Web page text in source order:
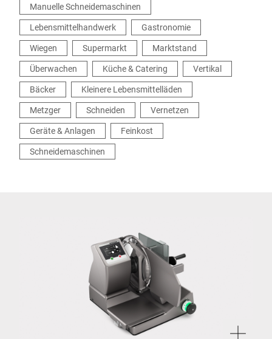
Manuelle Schneidemaschinen
Lebensmittelhandwerk
Gastronomie
Wiegen
Supermarkt
Marktstand
Überwachen
Küche & Catering
Vertikal
Bäcker
Kleinere Lebensmittelläden
Metzger
Schneiden
Vernetzen
Geräte & Anlagen
Feinkost
Schneidemaschinen